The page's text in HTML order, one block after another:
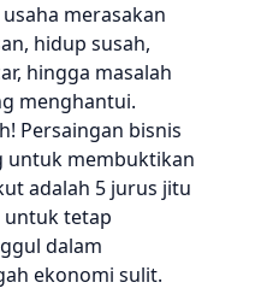
merasakan
hidup susah,
hingga masalah
menghantui.
Persaingan bisnis
untuk membuktikan
adalah 5 jurus jitu
untuk tetap
dalam
ekonomi sulit.